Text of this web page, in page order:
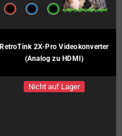
RetroTink 2X-Pro Videokonverter
(Analog zu HDMI)
Nicht auf Lager